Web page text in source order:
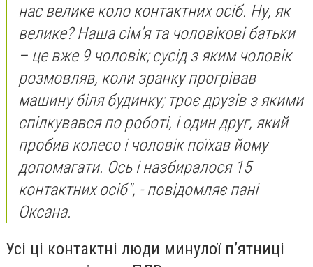
нас велике коло контактних осіб. Ну, як
велике? Наша сім’я та чоловікові батьки
– це вже 9 чоловік; сусід з яким чоловік
розмовляв, коли зранку прогрівав
машину біля будинку; троє друзів з якими
спілкувався по роботі, і один друг, який
пробив колесо і чоловік поїхав йому
допомагати. Ось і назбиралося 15
контактних осіб", - повідомляє пані
Оксана.
Усі ці контактні люди минулої п’ятниці